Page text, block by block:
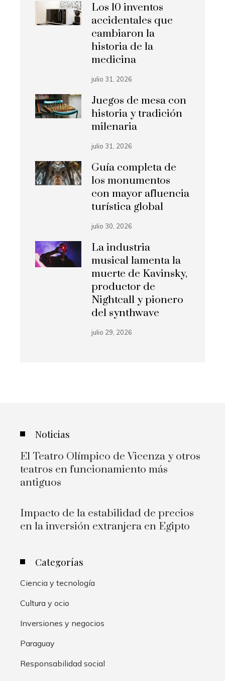
Los 10 inventos
accidentales que
cambiaron la
historia de la
medicina
julio 31, 2026
Juegos de mesa con
historia y tradición
milenaria
julio 31, 2026
Guía completa de
los monumentos
con mayor afluencia
turística global
julio 30, 2026
La industria
musical lamenta la
muerte de Kavinsky,
productor de
Nightcall y pionero
del synthwave
julio 29, 2026
Noticias
El Teatro Olímpico de Vicenza y otros
teatros en funcionamiento más
antiguos
Impacto de la estabilidad de precios
en la inversión extranjera en Egipto
Categorías
Ciencia y tecnología
Cultura y ocio
Inversiones y negocios
Paraguay
Responsabilidad social